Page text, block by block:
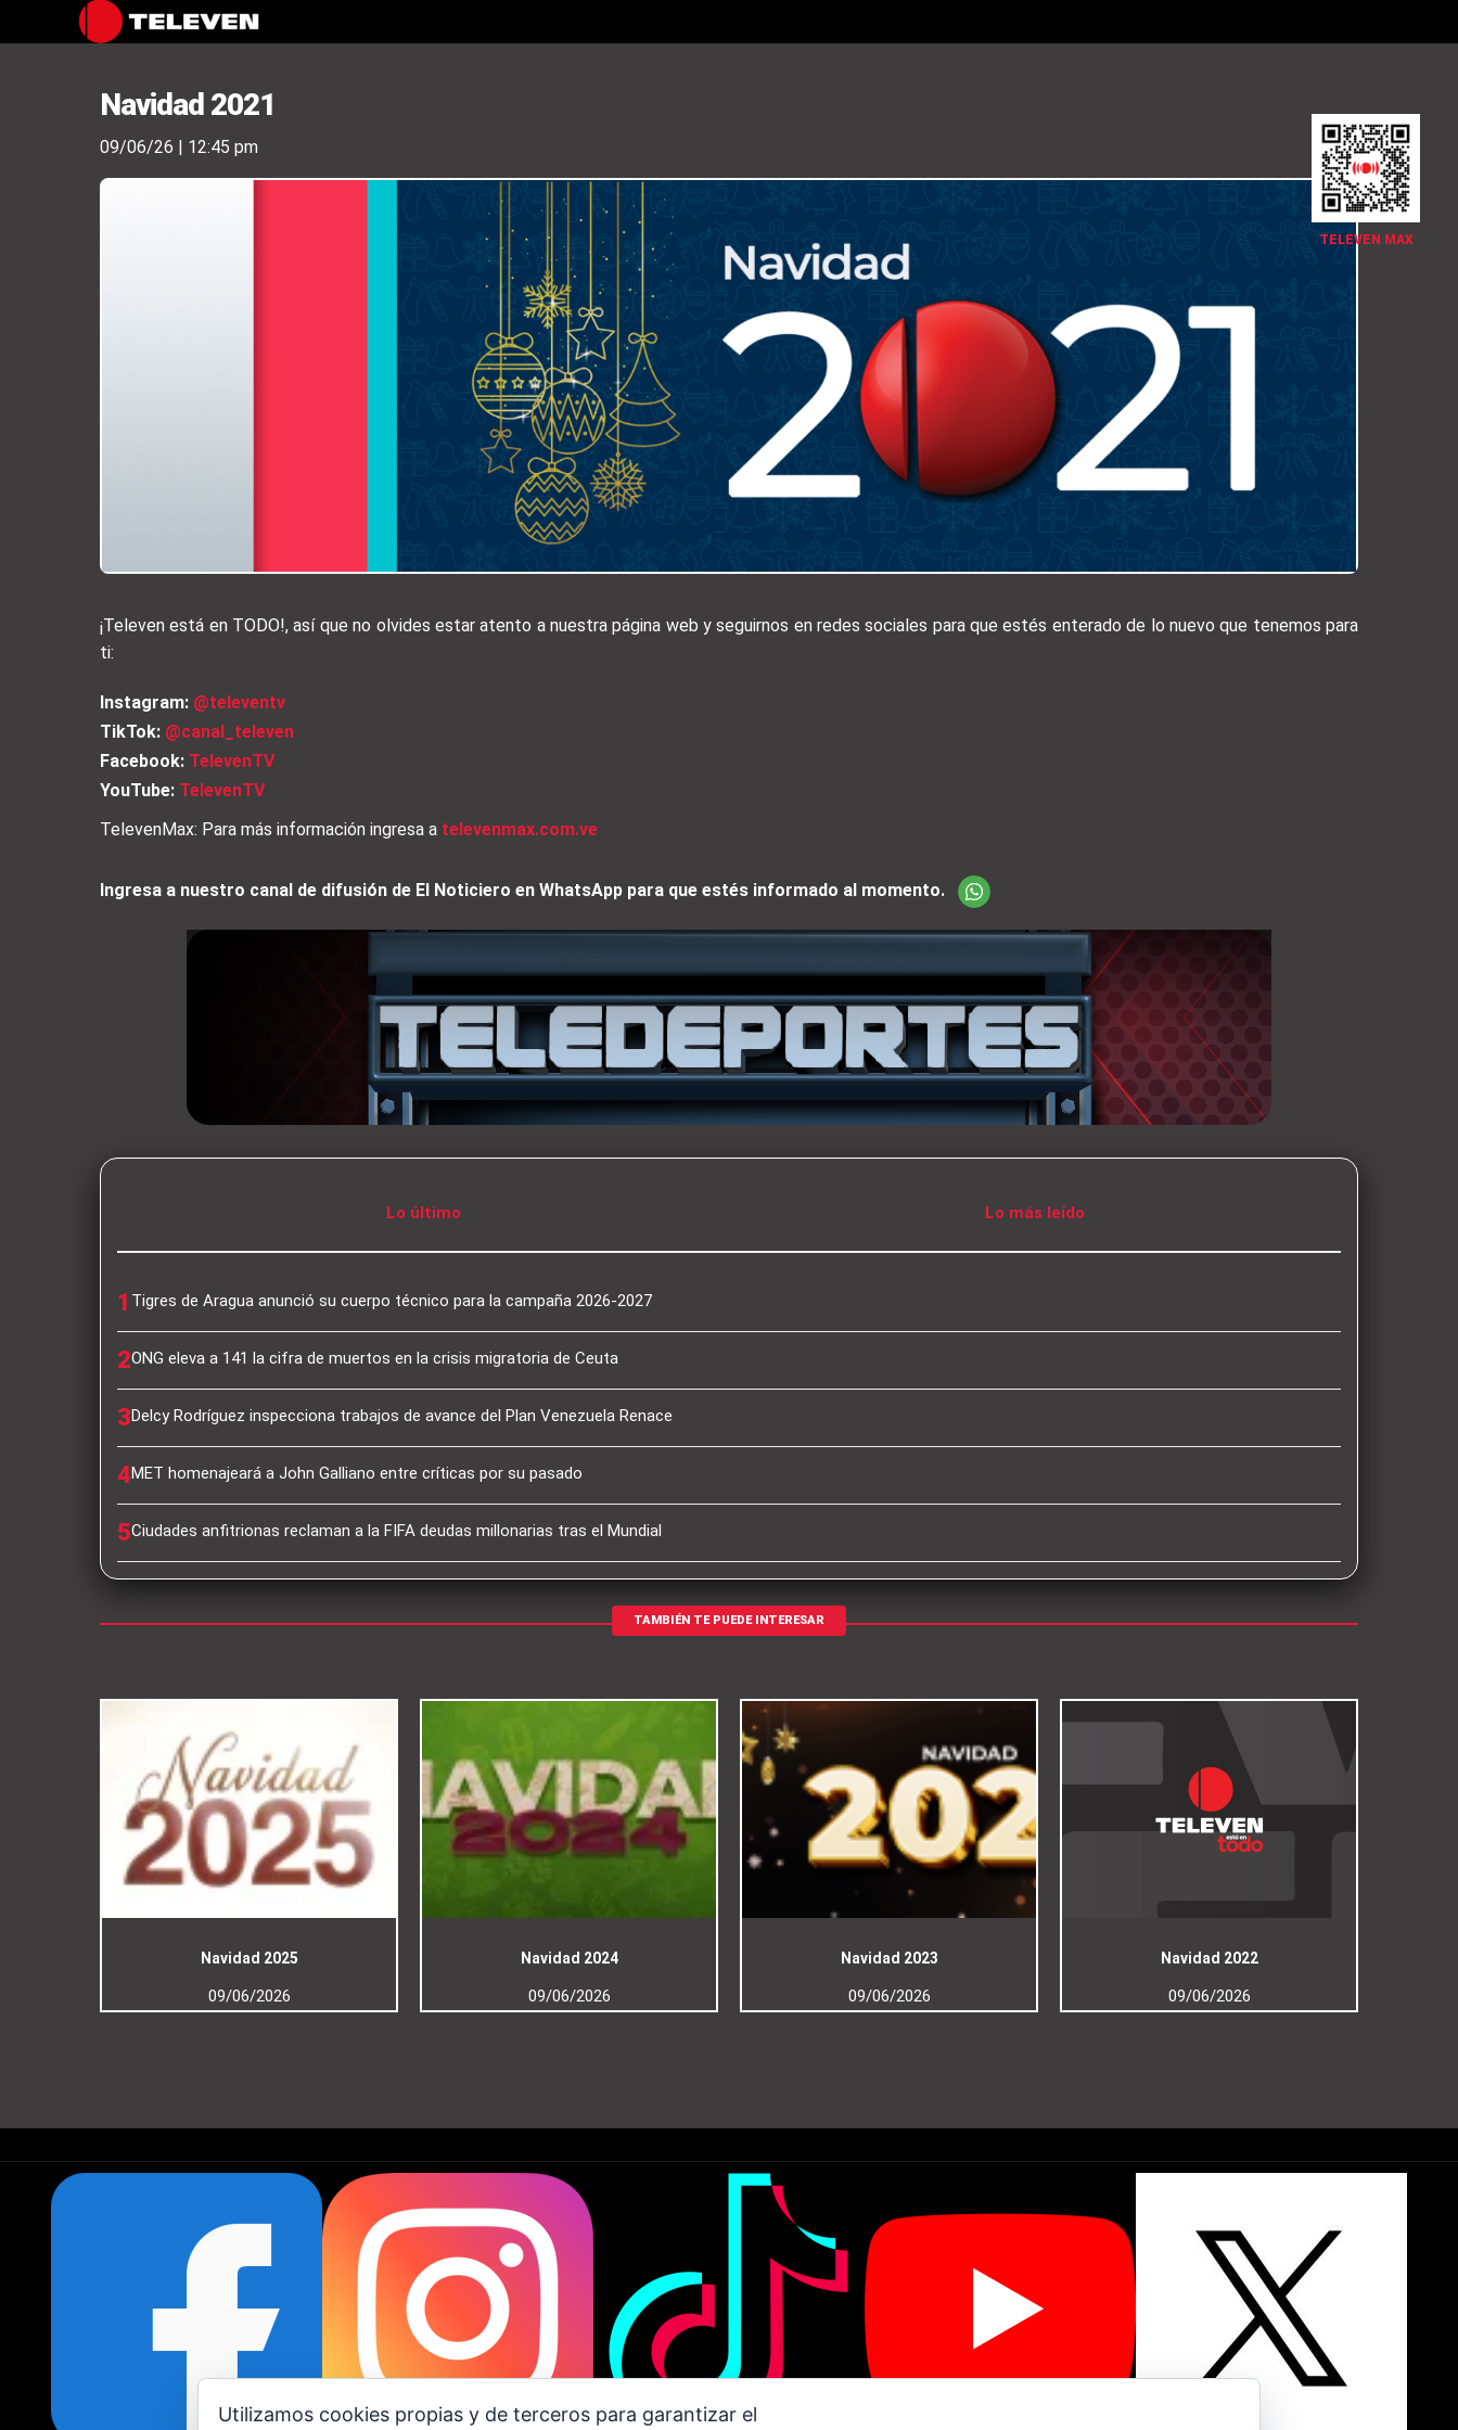
TELEVEN MAX
Navidad 2021
09/06/26 | 12:45 pm
¡Televen está en TODO!, así que no olvides estar atento a nuestra página web y seguirnos en redes sociales para que estés enterado de lo nuevo que tenemos para
ti:
Instagram: @televentv
TikTok: @canal_televen
Facebook: TelevenTV
YouTube: TelevenTV
TelevenMax: Para más información ingresa a televenmax.com.ve
Ingresa a nuestro canal de difusión de El Noticiero en WhatsApp para que estés informado al momento.
Lo último Lo más leído
1 Tigres de Aragua anunció su cuerpo técnico para la campaña 2026-2027
2ONG eleva a 141 la cifra de muertos en la crisis migratoria de Ceuta
3Delcy Rodríguez inspecciona trabajos de avance del Plan Venezuela Renace
4MET homenajeará a John Galliano entre críticas por su pasado
5Ciudades anfitrionas reclaman a la FIFA deudas millonarias tras el Mundial
TAMBIÉN TE PUEDE INTERESAR
Navidad 2025
09/06/2026
Navidad 2024
09/06/2026
Navidad 2023
09/06/2026
Navidad 2022
09/06/2026
Utilizamos cookies propias y de terceros para garantizar el